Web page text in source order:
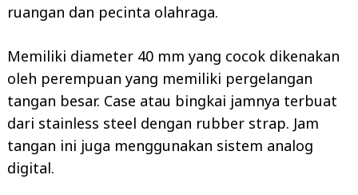
ruangan dan pecinta olahraga.
Memiliki diameter 40 mm yang cocok dikenakan
oleh perempuan yang memiliki pergelangan
tangan besar. Case atau bingkai jamnya terbuat
dari stainless steel dengan rubber strap. Jam
tangan ini juga menggunakan sistem analog
digital.